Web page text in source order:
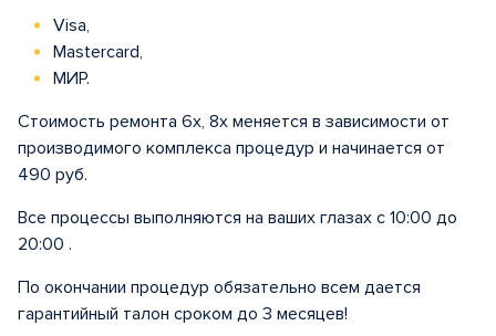
Visa,
Mastercard,
МИР.
Стоимость ремонта 6х, 8x меняется в зависимости от
производимого комплекса процедур и начинается от
490 руб.
Все процессы выполняются на ваших глазах с 10:00 до
20:00 .
По окончании процедур обязательно всем дается
гарантийный талон сроком до 3 месяцев!